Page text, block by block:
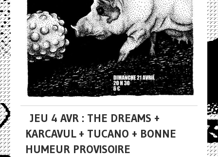
JEU 4 AVR : THE DREAMS +
KARCAVUL + TUCANO + BONNE
HUMEUR PROVISOIRE